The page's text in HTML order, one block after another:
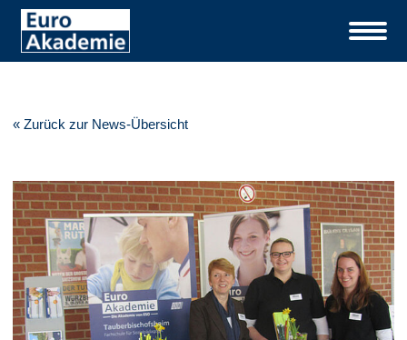
« Zurück zur News-Übersicht